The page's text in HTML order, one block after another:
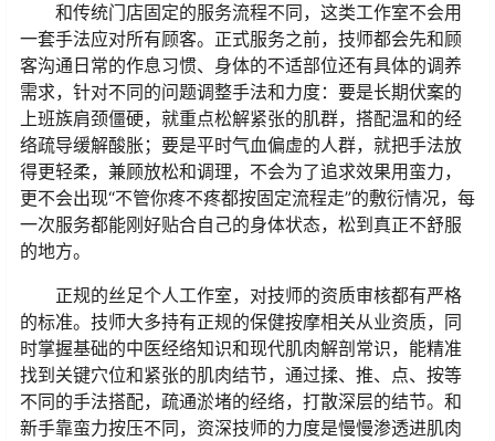
和传统门店固定的服务流程不同，这类工作室不会用
一套手法应对所有顾客。正式服务之前，技师都会先和顾
客沟通日常的作息习惯、身体的不适部位还有具体的调养
需求，针对不同的问题调整手法和力度：要是长期伏案的
上班族肩颈僵硬，就重点松解紧张的肌群，搭配温和的经
络疏导缓解酸胀；要是平时气血偏虚的人群，就把手法放
得更轻柔，兼顾放松和调理，不会为了追求效果用蛮力，
更不会出现“不管你疼不疼都按固定流程走”的敷衍情况，每
一次服务都能刚好贴合自己的身体状态，松到真正不舒服
的地方。
正规的丝足个人工作室，对技师的资质审核都有严格
的标准。技师大多持有正规的保健按摩相关从业资质，同
时掌握基础的中医经络知识和现代肌肉解剖常识，能精准
找到关键穴位和紧张的肌肉结节，通过揉、推、点、按等
不同的手法搭配，疏通淤堵的经络，打散深层的结节。和
新手靠蛮力按压不同，资深技师的力度是慢慢渗透进肌肉